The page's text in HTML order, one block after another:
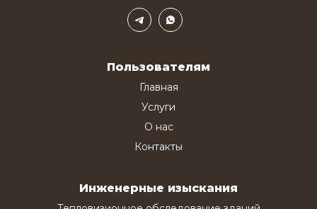
Пользователям
Главная
Услуги
О нас
Контакты
Инженерные изыскания